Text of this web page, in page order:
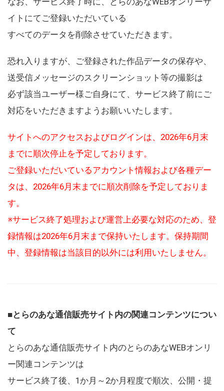
イトにてご登録いただいている
すべてのデータを削除させていただきます。
恐れ入りますが、ご登録された作品データの保存や、
送受信メッセージのスクリーンショット等の撮影は
必ず該当ユーザー様ご自身にて、サービス終了前にご
対応をいただきますようお願いいたします。
サイトへのアクセスおよびログインは、2026年6月末
までに順次停止を予定しております。
ご登録いただいているアカウント情報および各種デー
タは、2026年6月末までに順次削除を予定しておりま
す。
※サービス終了処理および運営上必要な対応のため、登
録情報は2026年6月末まで保持いたします。保持期間
中、登録情報は当該目的以外には利用いたしません。
■とらのあな通信販売サイト内の関連コンテンツについ
て
とらのあな通信販売サイト内のとらのあなWEBオンリ
ー関連コンテンツは
サービス終了後、1か月～2か月程度で順次、公開・提